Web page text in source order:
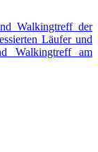
Walkingtreff der
Läufer und
Walkingtreff am